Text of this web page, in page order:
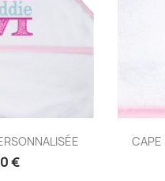
rapide
€
CAPE